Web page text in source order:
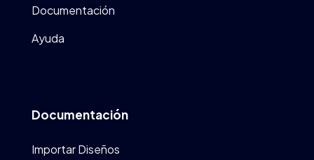
Documentación
Ayuda
Documentación
Importar Diseños